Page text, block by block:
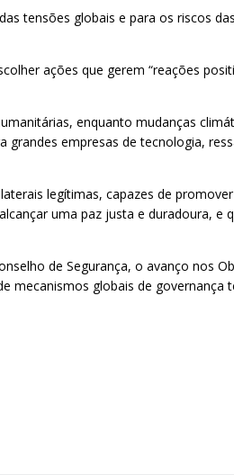
tensões globais e para os riscos
ações que gerem “reações
enquanto mudanças
empresas de tecnologia,
legítimas, capazes de
uma paz justa e duradoura,
de Segurança, o avanço nos
globais de governança